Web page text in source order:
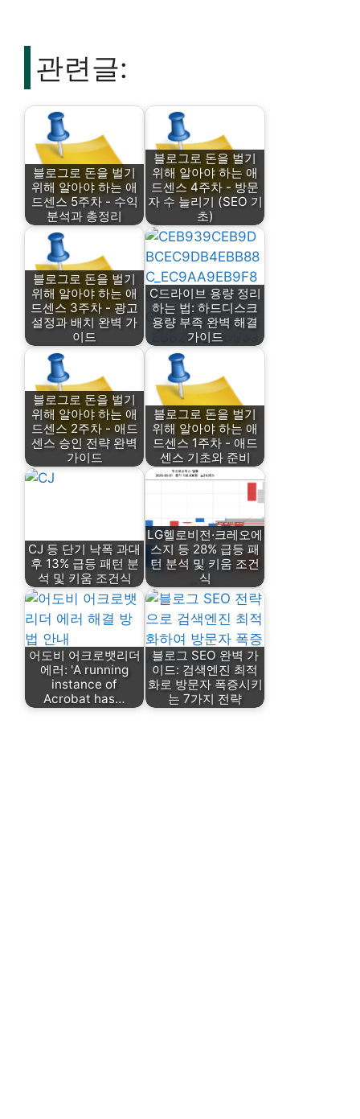
관련글:
블로그로 돈을 벌기
위해 알아야 하는 애
드센스 5주차 - 수익
분석과 총정리
블로그로 돈을 벌기
위해 알아야 하는 애
드센스 4주차 - 방문
자 수 늘리기 (SEO 기
초)
블로그로 돈을 벌기
위해 알아야 하는 애
드센스 3주차 - 광고
설정과 배치 완벽 가
이드
C드라이브 용량 정리
하는 법: 하드디스크
용량 부족 완벽 해결
가이드
블로그로 돈을 벌기
위해 알아야 하는 애
드센스 2주차 - 애드
센스 승인 전략 완벽
가이드
블로그로 돈을 벌기
위해 알아야 하는 애
드센스 1주차 - 애드
센스 기초와 준비
CJ 등 단기 낙폭 과대
후 13% 급등 패턴 분
석 및 키움 조건식
LG헬로비전·크레오에
스지 등 28% 급등 패
턴 분석 및 키움 조건
식
어도비 어크로뱃리더
에러: 'A running
instance of
Acrobat has…
블로그 SEO 완벽 가
이드: 검색엔진 최적
화로 방문자 폭증시키
는 7가지 전략